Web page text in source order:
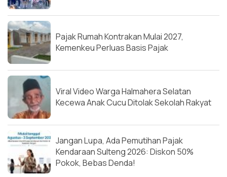
Pajak Rumah Kontrakan Mulai 2027,
Kemenkeu Perluas Basis Pajak
Viral Video Warga Halmahera Selatan
Kecewa Anak Cucu Ditolak Sekolah Rakyat
Jangan Lupa, Ada Pemutihan Pajak
Kendaraan Sulteng 2026: Diskon 50%
Pokok, Bebas Denda!